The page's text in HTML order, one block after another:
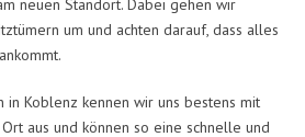
neuen Standort. Dabei gehen wir
um und achten darauf, dass alles
in Koblenz kennen wir uns bestens mit
aus und können so eine schnelle und